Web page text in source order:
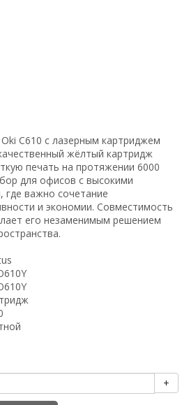
C610 с лазерным картриджем
жёлтый картридж
печать на протяжении 6000
для офисов с высокими
где важно сочетание
и экономии. Совместимость
его незаменимым решением
+